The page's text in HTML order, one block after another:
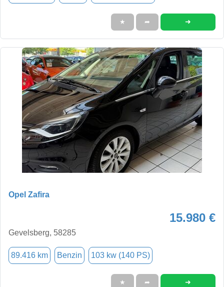
★ ➦ ➜
Opel Zafira
15.980 €
Gevelsberg, 58285
89.416 km Benzin 103 kw (140 PS)
★ ➦ ➜